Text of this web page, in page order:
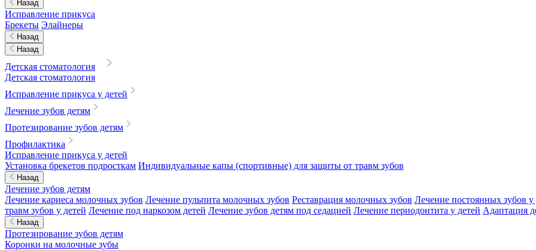
Назад
Исправление прикуса
Брекеты Элайнеры
Назад
Назад
Детская стоматология
Детская стоматология
Исправление прикуса у детей
Лечение зубов детям
Протезирование зубов детям
Профилактика
Исправление прикуса у детей
Установка брекетов подросткам Индивидуальные капы (спортивные) для защиты от травм зубов
Назад
Лечение зубов детям
Лечение кариеса молочных зубов Лечение пульпита молочных зубов Реставрация молочных зубов Лечение постоянных зубов у
травм зубов у детей Лечение под наркозом детей Лечение зубов детям под седацией Лечение периодонтита у детей Адаптация
Назад
Протезирование зубов детям
Коронки на молочные зубы